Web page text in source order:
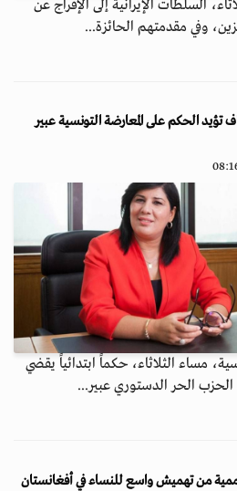
السلطات الإيرانية إلى الإفراج عن
وفي مقدمتهم الحائزة...
الحكم على المعارضة التونسية عبير
مساء الثلاثاء، حكماً ابتدائياً يقضي
الحزب الحر الدستوري عبير...